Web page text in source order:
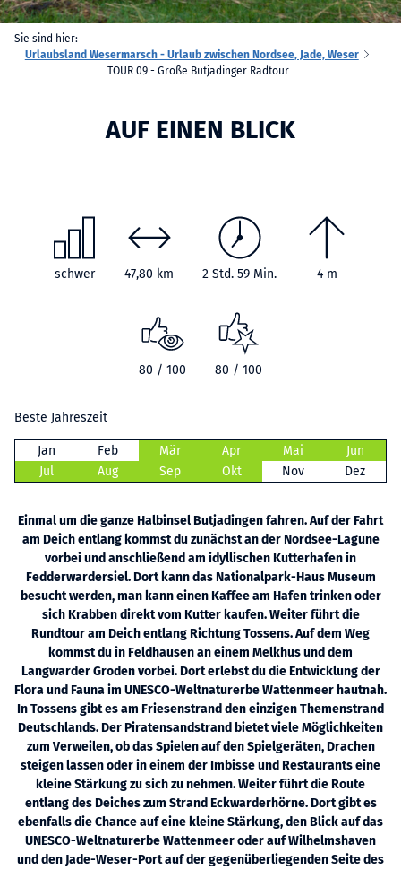
Sie sind hier:
Urlaubsland Wesermarsch - Urlaub zwischen Nordsee, Jade, Weser
TOUR 09 - Große Butjadinger Radtour
AUF EINEN BLICK
schwer 47,80 km 2 Std. 59 Min. 4 m
80 / 100 80 / 100
Beste Jahreszeit
Jan Feb Mär Apr Mai
Jun
Jul
Aug Sep Okt Nov Dez
Einmal um die ganze Halbinsel Butjadingen fahren. Auf der Fahrt
am Deich entlang kommst du zunächst an der Nordsee-Lagune
vorbei und anschließend am idyllischen Kutterhafen in
Fedderwardersiel. Dort kann das Nationalpark-Haus Museum
besucht werden, man kann einen Kaffee am Hafen trinken oder
sich Krabben direkt vom Kutter kaufen. Weiter führt die
Rundtour am Deich entlang Richtung Tossens. Auf dem Weg
kommst du in Feldhausen an einem Melkhus und dem
Langwarder Groden vorbei. Dort erlebst du die Entwicklung der
Flora und Fauna im UNESCO-Weltnaturerbe Wattenmeer hautnah.
In Tossens gibt es am Friesenstrand den einzigen Themenstrand
Deutschlands. Der Piratensandstrand bietet viele Möglichkeiten
zum Verweilen, ob das Spielen auf den Spielgeräten, Drachen
steigen lassen oder in einem der Imbisse und Restaurants eine
kleine Stärkung zu sich zu nehmen. Weiter führt die Route
entlang des Deiches zum Strand Eckwarderhörne. Dort gibt es
ebenfalls die Chance auf eine kleine Stärkung, den Blick auf das
UNESCO-Weltnaturerbe Wattenmeer oder auf Wilhelmshaven
und den Jade-Weser-Port auf der gegenüberliegenden Seite des